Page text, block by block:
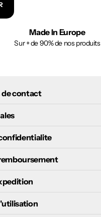
Made In Europe
Sur + de 90% de nos produits
contact